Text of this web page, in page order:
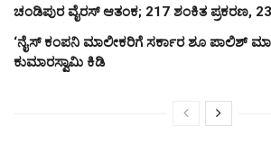
ಚಂಡಿಪುರ ವೈರಸ್ ಆತಂಕ; 217 ಶಂಕಿತ ಪ್ರಕರಣ,
‘ನೈಸ್ ಕಂಪನಿ ಮಾಲೀಕರಿಗೆ ಸರ್ಕಾರ ಶೂ ಪಾಲಿಶ್
ಕುಮಾರಸ್ವಾಮಿ ಕಿಡಿ